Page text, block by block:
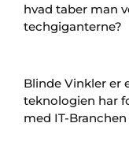
hvad taber man
techgiganterne?
Blinde Vinkler er
teknologien har
med IT-Branchen